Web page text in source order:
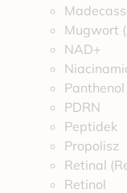
Mugwort
NAD+
PDRN
Peptidek
Propolisz
Retinal
Retinol